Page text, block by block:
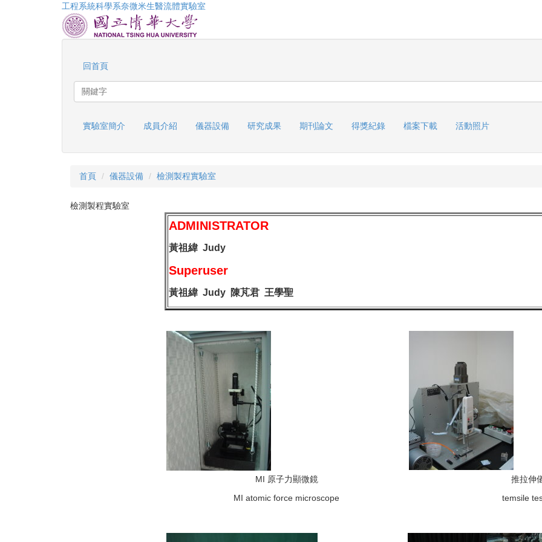
工程系統科學系奈微米生醫流體實驗室
回首頁
實驗室簡介 成員介紹 儀器設備 研究成果 期刊論文 得獎紀錄 檔案下載 活動照片
首頁 儀器設備 檢測製程實驗室
檢測製程實驗室
ADMINISTRATOR
黃祖緯 Judy
Superuser
黃祖緯 Judy 陳芃君 王學聖
MI 原子力顯微鏡
MI atomic force microscope
推拉伸
temsile